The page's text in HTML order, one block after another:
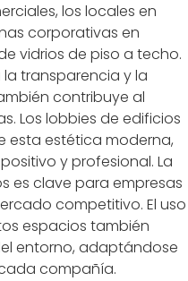
los locales en
corporativas en
vidrios de piso a techo.
transparencia y la
contribuye al
Los lobbies de edificios
esta estética moderna,
y profesional. La
es clave para empresas
competitivo. El uso
espacios también
entorno, adaptándose
compañía.